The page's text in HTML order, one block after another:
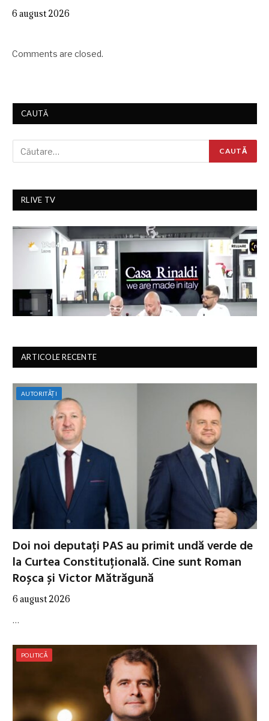
6 august 2026
Comments are closed.
CAUTĂ
RLIVE TV
ARTICOLE RECENTE
AUTORITĂȚI
Doi noi deputați PAS au primit undă verde de
la Curtea Constituțională. Cine sunt Roman
Roșca și Victor Mătrăgună
6 august 2026
…
POLITICĂ